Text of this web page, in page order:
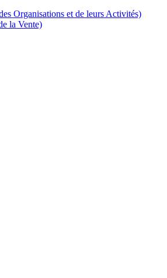
Organisations et de leurs Activités)
la Vente)